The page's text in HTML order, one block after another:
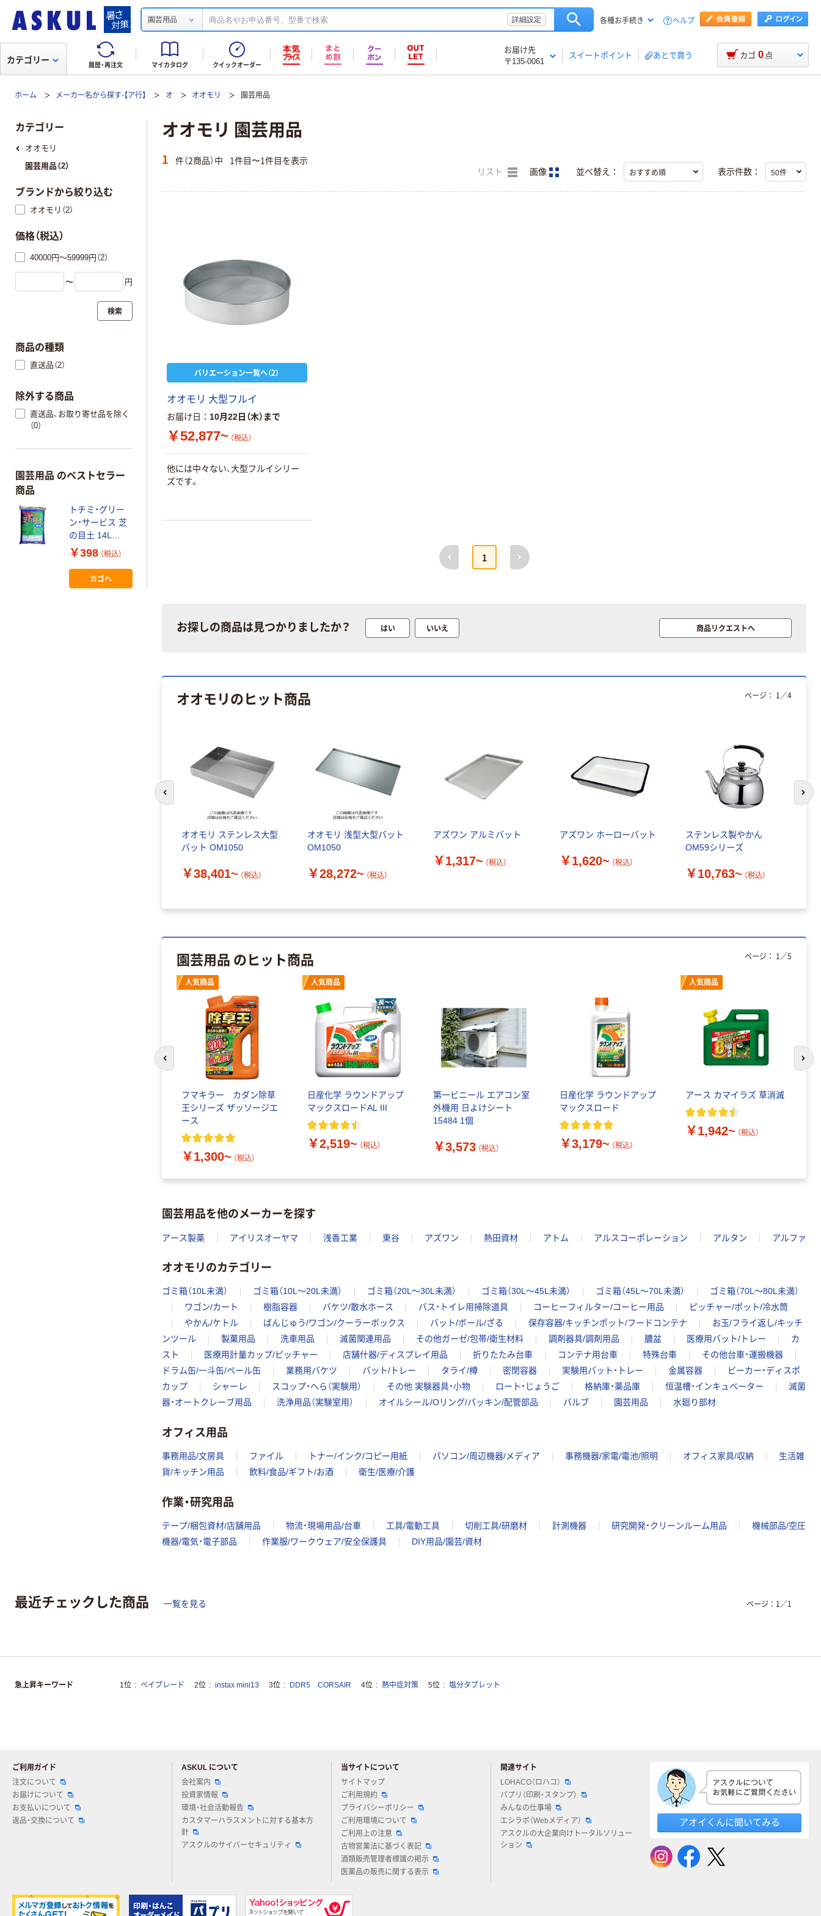
園芸用品 詳細設定 各種お手続き ヘルプ
履歴・再注文 マイカタログ クイックオーダー
お届け先
〒135-0061
スイートポイント あとで買う
カテゴリー カゴ 0 点
ホーム メーカー名から探す-【ア行】 オ オオモリ 園芸用品
オオモリ 園芸用品
1 件（2商品）中 1件目〜1件目を表示
リスト 画像 並べ替え： 表示件数：
バリエーション一覧へ（2）
オオモリ 大型フルイ
お届け日 10月22日（木）まで
￥52,877~ （税込）
他には中々ない、大型フルイシリー
ズです。
前へ
1
次へ
お探しの商品は見つかりましたか？ はい いいえ 商品リクエストへ
オオモリのヒット商品
オオモリ ステンレス大型
バット OM1050
￥38,401~ （税込）
オオモリ 浅型大型バット
OM1050
￥28,272~ （税込）
アズワン アルミバット
￥1,317~ （税込）
アズワン ホーローバット
￥1,620~ （税込）
ステンレス製やかん
OM59シリーズ
￥10,763~ （税込）
ページ： 1 ／4
次
園芸用品 のヒット商品
人気商品
フマキラー カダン除草
王シリーズ ザッソージエ
ース
￥1,300~ （税込）
人気商品
日産化学 ラウンドアップ
マックスロードAL III
￥2,519~ （税込）
第一ビニール エアコン室
外機用 日よけシート
15484 1個
￥3,573 （税込）
日産化学 ラウンドアップ
マックスロード
￥3,179~ （税込）
人気商品
アース カマイラズ 草消滅
￥1,942~ （税込）
ページ： 1 ／5
前のスライドへ 次
園芸用品を他のメーカーを探す
アース製薬 アイリスオーヤマ 浅香工業 東谷 アズワン 熱田資材 アトム アルスコーポレーション アルタン アルファ
オオモリのカテゴリー
ゴミ箱（10L未満） ゴミ箱（10L～20L未満） ゴミ箱（20L～30L未満） ゴミ箱（30L～45L未満） ゴミ箱（45L～70L未満）
ゴミ箱（70L～80L未満）
ワゴン/カート
樹脂容器 バケツ/散水ホース バス・トイレ用掃除道具 コーヒーフィルター/コーヒー用品
ピッチャー/ポット/冷水筒
やかん/ケトル
ばんじゅう/ワゴン/クーラーボックス バット/ボール/ざる 保存容器/キッチンポット/フードコンテナ
お玉/フライ返し/キッチ
ンツール
製菓用品 洗車用品 滅菌関連用品 その他ガーゼ/包帯/衛生材料 調剤器具/調剤用品 膿盆 医療用バット/トレー
カ
スト
医療用計量カップ/ピッチャー 店舗什器/ディスプレイ用品 折りたたみ台車 コンテナ用台車 特殊台車
その他台車・運搬機器
ドラム缶/一斗缶/ペール缶
業務用バケツ バット/トレー タライ/樽 密閉容器 実験用バット・トレー 金属容器
ビーカー・ディスポ
カップ
シャーレ スコップ・へら（実験用） その他 実験器具・小物 ロート・じょうご 格納庫・薬品庫 恒温槽・インキュベーター
滅菌
器・オートクレーブ用品
洗浄用品（実験室用） オイルシール/Oリング/パッキン/配管部品 バルブ 園芸用品 水廻り部材
オフィス用品
事務用品/文房具 ファイル トナー/インク/コピー用紙 パソコン/周辺機器/メディア 事務機器/家電/電池/照明 オフィス家具/収納
生活雑
貨/キッチン用品
飲料/食品/ギフト/お酒 衛生/医療/介護
作業・研究用品
テープ/梱包資材/店舗用品 物流・現場用品/台車 工具/電動工具 切削工具/研磨材 計測機器 研究開発・クリーンルーム用品
機械部品/空圧
機器/電気・電子部品
作業服/ワークウェア/安全保護具 DIY用品/園芸/資材
カテゴリー
オオモリ
園芸用品（2）
ブランドから絞り込む
オオモリ（2）
価格（税込）
40000円～59999円（2）
〜 円
検索
商品の種類
直送品（2）
除外する商品
直送品、お取り寄せ品を除く
（0）
園芸用品 のベストセラー
商品
トチミ・グリー
ン・サービス 芝
の目土 14L
4954730993117
1個（直送品）
￥398 （税込）
カゴへ
最近チェックした商品 一覧を見る ページ： 1 ／1
急上昇キーワード 1位 ベイブレード 2位 instax mini13 3位 DDR5 CORSAIR 4位 熱中症対策 5位 塩分タブレット
ご利用ガイド
注文について
お届けについて
お支払いについて
返品・交換について
ASKUL について
会社案内
投資家情報
環境・社会活動報告
カスタマーハラスメントに対する基本方
針
アスクルのサイバーセキュリティ
当サイトについて
サイトマップ
ご利用規約
プライバシーポリシー
ご利用環境について
ご利用上の注意
古物営業法に基づく表記
酒類販売管理者標識の掲示
医薬品の販売に関する表示
関連サイト
LOHACO（ロハコ）
パプリ（印刷・スタンプ）
みんなの仕事場
エシラボ（Webメディア）
アスクルの大企業向けトータルソリュー
ション
アオイくんに聞いてみる